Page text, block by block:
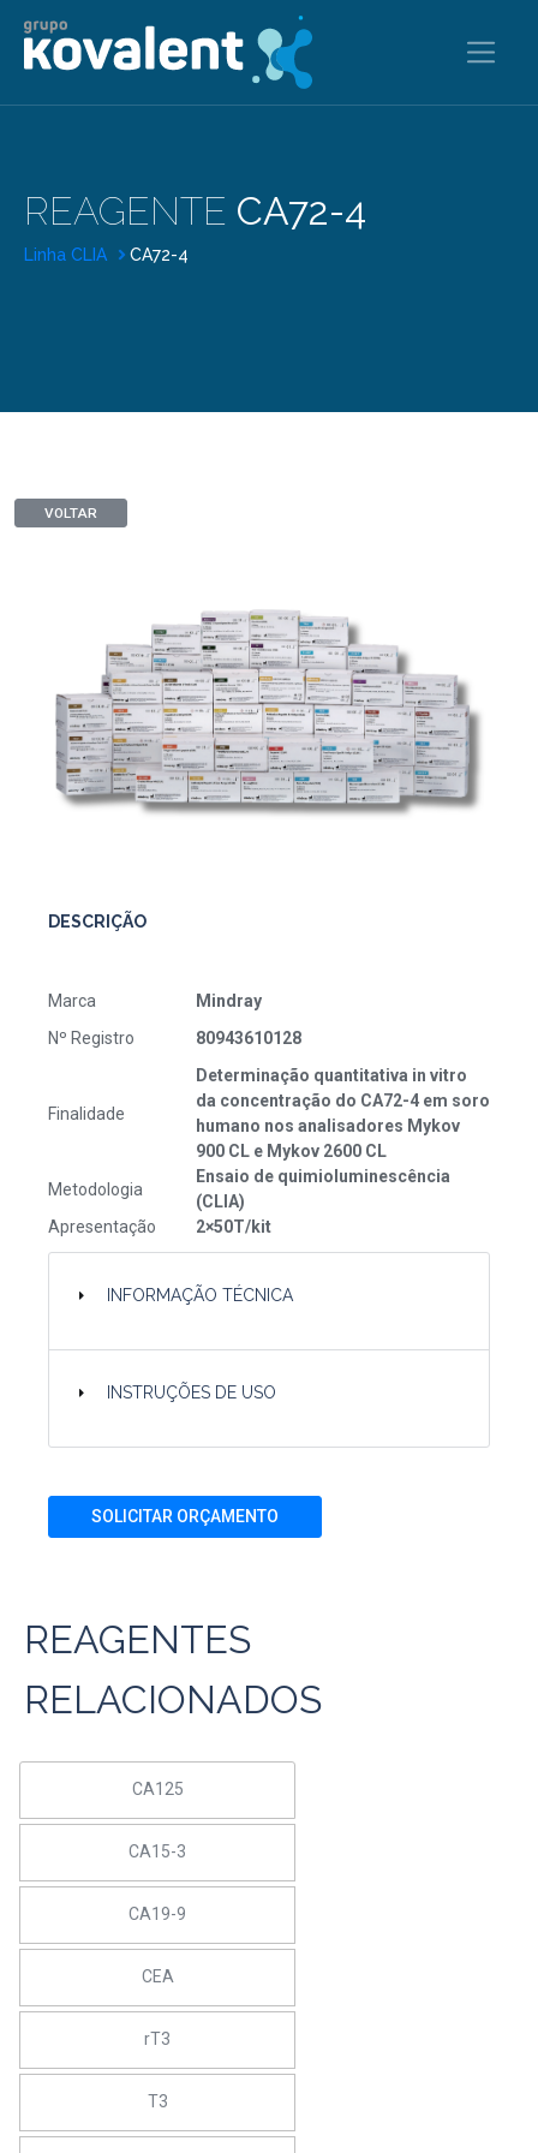
REAGENTE CA72-4
Linha CLIA CA72-4
VOLTAR
DESCRIÇÃO
Marca
Mindray
Nº Registro
80943610128
Finalidade
Determinação quantitativa in vitro
da concentração do CA72-4 em soro
humano nos analisadores Mykov
900 CL e Mykov 2600 CL
Metodologia
Ensaio de quimioluminescência
(CLIA)
Apresentação
2×50T/kit
INFORMAÇÃO TÉCNICA
INSTRUÇÕES DE USO
SOLICITAR ORÇAMENTO
REAGENTES
RELACIONADOS
CA125
CA15-3
CA19-9
CEA
rT3
T3